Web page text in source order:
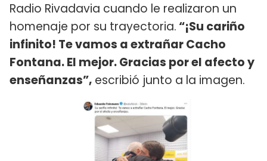
Radio Rivadavia cuando le realizaron un
homenaje por su trayectoria. “¡Su cariño
infinito! Te vamos a extrañar Cacho
Fontana. El mejor. Gracias por el afecto y
enseñanzas”, escribió junto a la imagen.